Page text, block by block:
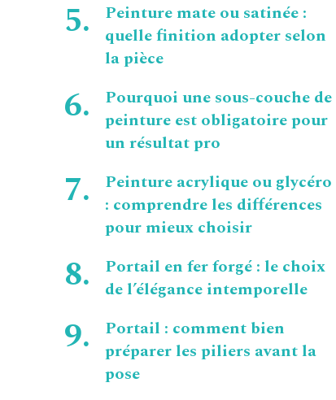
Peinture mate ou satinée :
quelle finition adopter selon
la pièce
Pourquoi une sous-couche de
peinture est obligatoire pour
un résultat pro
Peinture acrylique ou glycéro
: comprendre les différences
pour mieux choisir
Portail en fer forgé : le choix
de l’élégance intemporelle
Portail : comment bien
préparer les piliers avant la
pose